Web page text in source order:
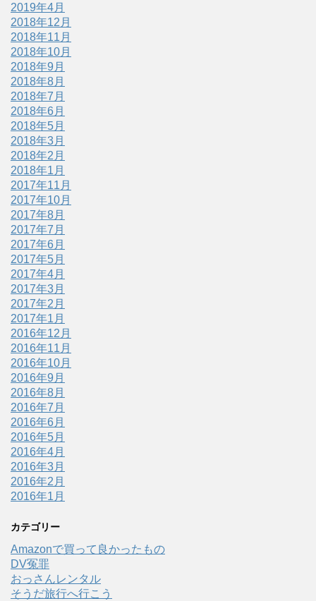
2019年4月
2018年12月
2018年11月
2018年10月
2018年9月
2018年8月
2018年7月
2018年6月
2018年5月
2018年3月
2018年2月
2018年1月
2017年11月
2017年10月
2017年8月
2017年7月
2017年6月
2017年5月
2017年4月
2017年3月
2017年2月
2017年1月
2016年12月
2016年11月
2016年10月
2016年9月
2016年8月
2016年7月
2016年6月
2016年5月
2016年4月
2016年3月
2016年2月
2016年1月
カテゴリー
Amazonで買って良かったもの
DV冤罪
おっさんレンタル
そうだ旅行へ行こう